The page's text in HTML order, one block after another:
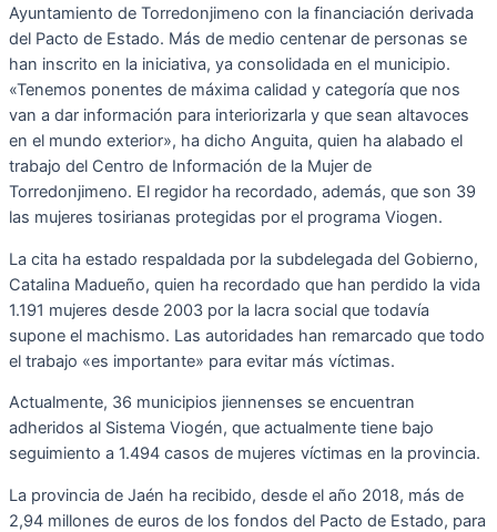
Ayuntamiento de Torredonjimeno con la financiación derivada
del Pacto de Estado. Más de medio centenar de personas se
han inscrito en la iniciativa, ya consolidada en el municipio.
«Tenemos ponentes de máxima calidad y categoría que nos
van a dar información para interiorizarla y que sean altavoces
en el mundo exterior», ha dicho Anguita, quien ha alabado el
trabajo del Centro de Información de la Mujer de
Torredonjimeno. El regidor ha recordado, además, que son 39
las mujeres tosirianas protegidas por el programa Viogen.
La cita ha estado respaldada por la subdelegada del Gobierno,
Catalina Madueño, quien ha recordado que han perdido la vida
1.191 mujeres desde 2003 por la lacra social que todavía
supone el machismo. Las autoridades han remarcado que todo
el trabajo «es importante» para evitar más víctimas.
Actualmente, 36 municipios jiennenses se encuentran
adheridos al Sistema Viogén, que actualmente tiene bajo
seguimiento a 1.494 casos de mujeres víctimas en la provincia.
La provincia de Jaén ha recibido, desde el año 2018, más de
2,94 millones de euros de los fondos del Pacto de Estado, para